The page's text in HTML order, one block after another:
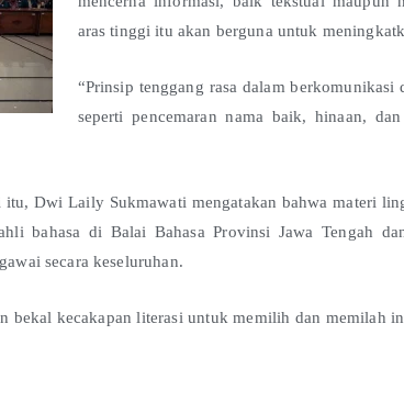
aras tinggi itu akan berguna untuk
“Prinsip tenggang rasa dalam berkomunikasi
seperti pencemaran nama baik, hinaan,
itu, Dwi Laily Sukmawati mengatakan bahwa materi
bahasa di Balai Bahasa Provinsi Jawa Tengah
secara keseluruhan.
bekal kecakapan literasi untuk memilih dan memilah